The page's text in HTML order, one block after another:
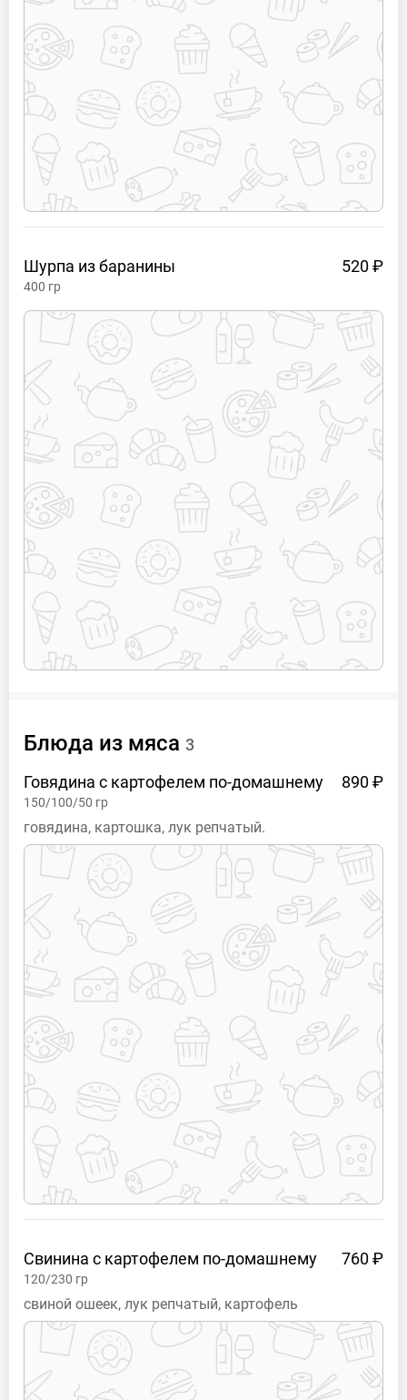
Шурпа избаранины 520 ₽
400 гр
Блюда из мяса 3
Говядина с картофелем по-домашнему 890 ₽
150/100/50 гр
говядина, картошка, лук репчатый.
Свинина с картофелем по-домашнему 760 ₽
120/230 гр
свиной ошеек, лук репчатый, картофель